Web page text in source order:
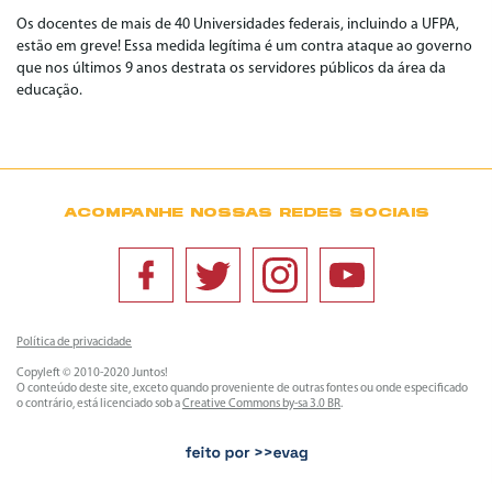
Os docentes de mais de 40 Universidades federais, incluindo a UFPA,
estão em greve! Essa medida legítima é um contra ataque ao governo
que nos últimos 9 anos destrata os servidores públicos da área da
educação.
ACOMPANHE NOSSAS REDES SOCIAIS
Política de privacidade
Copyleft © 2010-2020 Juntos!
O conteúdo deste site, exceto quando proveniente de outras fontes ou onde especificado
o contrário, está licenciado sob aCreative Commons by-sa 3.0 BR.